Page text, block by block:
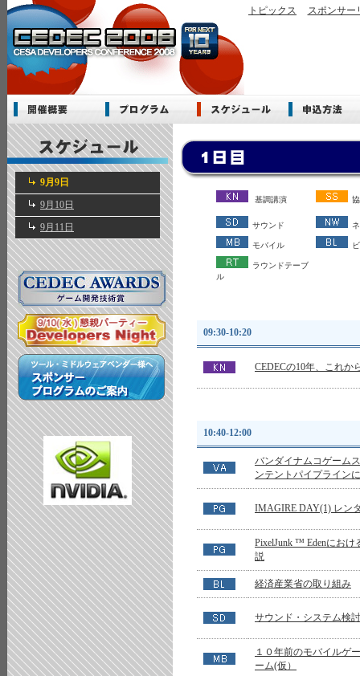
トピックス スポンサー
9月9日
9月10日
9月11日
基調講演
サウンド
モバイル
ラウンドテーブ
ル
09:30-10:20
CEDECの10年、これか
10:40-12:00
バンダイナムコゲーム
ンテントパイプライン
IMAGIRE DAY(1) レン
PixelJunk ™ Edenにお
説
経済産業省の取り組み
サウンド・システム検
１０年前のモバイルゲ
ーム(仮）